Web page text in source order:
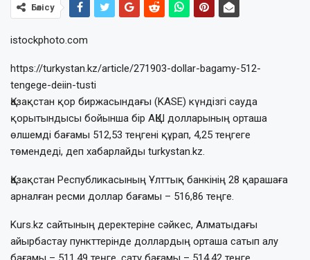
Бөлісу
istockphoto.com
https://turkystan.kz/article/271903-dollar-bagamy-512-
tengege-deiin-tusti
Қазақстан қор биржасындағы (KASE) күндізгі сауда
қорытындысы бойынша бір АҚШ долларының орташа
өлшемді бағамы 512,53 теңгені құрап, 4,25 теңгеге
төмендеді, деп хабарлайды turkystan.kz.
Қазақстан Республикасының Ұлттық банкінің 28 қарашаға
арналған ресми доллар бағамы – 516,86 теңге.
Kurs.kz сайтының деректеріне сәйкес, Алматыдағы
айырбастау пункттерінде доллардың орташа сатып алу